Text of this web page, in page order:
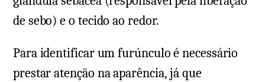
de sebo) e o tecido ao redor.
Para identificar um furúnculo é necessário
prestar atenção na aparência, já que